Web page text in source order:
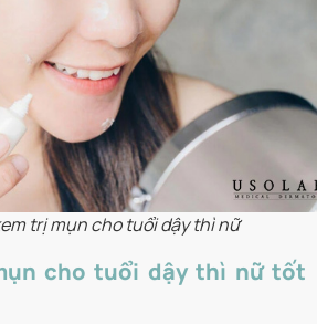
trị mụn cho tuổi dậy thì nữ
cho tuổi dậy thì nữ tốt